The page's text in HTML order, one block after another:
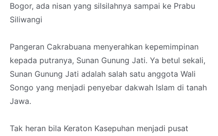
Bogor, ada nisan yang silsilahnya sampai ke Prabu
Siliwangi
Pangeran Cakrabuana menyerahkan kepemimpinan
kepada putranya, Sunan Gunung Jati. Ya betul sekali,
Sunan Gunung Jati adalah salah satu anggota Wali
Songo yang menjadi penyebar dakwah Islam di tanah
Jawa.
Tak heran bila Keraton Kasepuhan menjadi pusat